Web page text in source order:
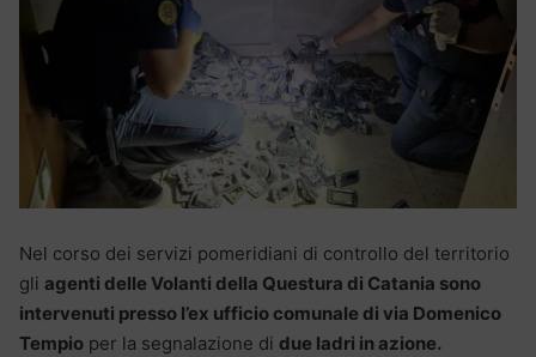
Nel corso dei servizi pomeridiani di controllo del territorio
gli agenti delle Volanti della Questura di Catania sono
intervenuti presso l’ex ufficio comunale di via Domenico
Tempio per la segnalazione di due ladri in azione.